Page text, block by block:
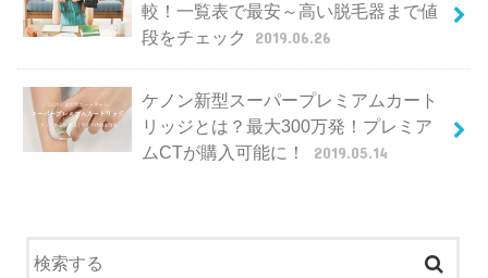
較！一覧表で最安～高い脱毛器まで値
段をチェック
2019.06.26
ケノン新型スーパープレミアムカート
リッジとは？最大300万発！プレミア
ムCTが購入可能に！
2019.05.14